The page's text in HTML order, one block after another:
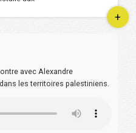
+
avec Alexandre
les territoires palestiniens.